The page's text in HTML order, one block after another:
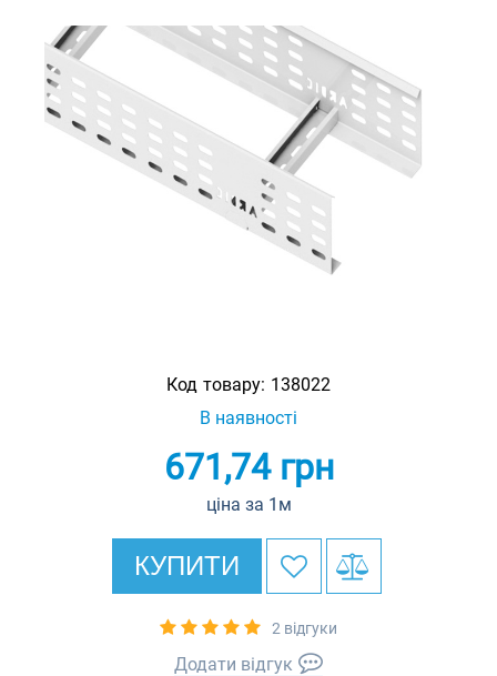
Код товару: 138022
В наявності
671,74грн
ціна за 1м
КУПИТИ
2 відгуки
Додати відгук